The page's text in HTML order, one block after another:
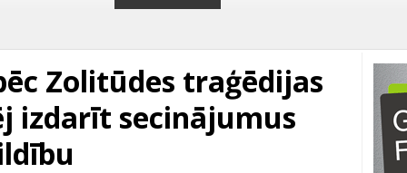
Zolitūdes traģēdijas
izdarīt secinājumus